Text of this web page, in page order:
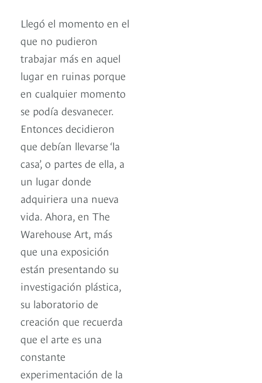
Llegó el momento en el
que no pudieron
trabajar más en aquel
lugar en ruinas porque
en cualquier momento
se podía desvanecer.
Entonces decidieron
que debían llevarse ‘la
casa’, o partes de ella, a
un lugar donde
adquiriera una nueva
vida. Ahora, en The
Warehouse Art, más
que una exposición
están presentando su
investigación plástica,
su laboratorio de
creación que recuerda
que el arte es una
constante
experimentación de la